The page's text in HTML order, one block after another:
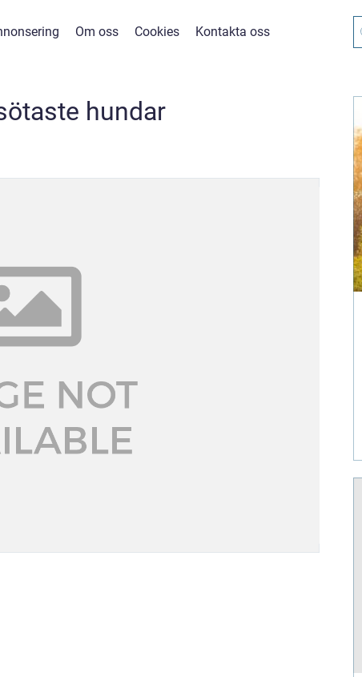
Om oss Cookies Kontakta oss
hundar